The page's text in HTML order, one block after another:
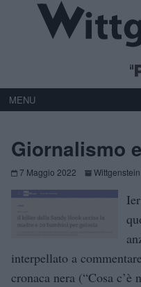
MENU
Giornalismo
7 Maggio 2022 Wittgenstein
interpellato a
cronaca nera (“Cosa